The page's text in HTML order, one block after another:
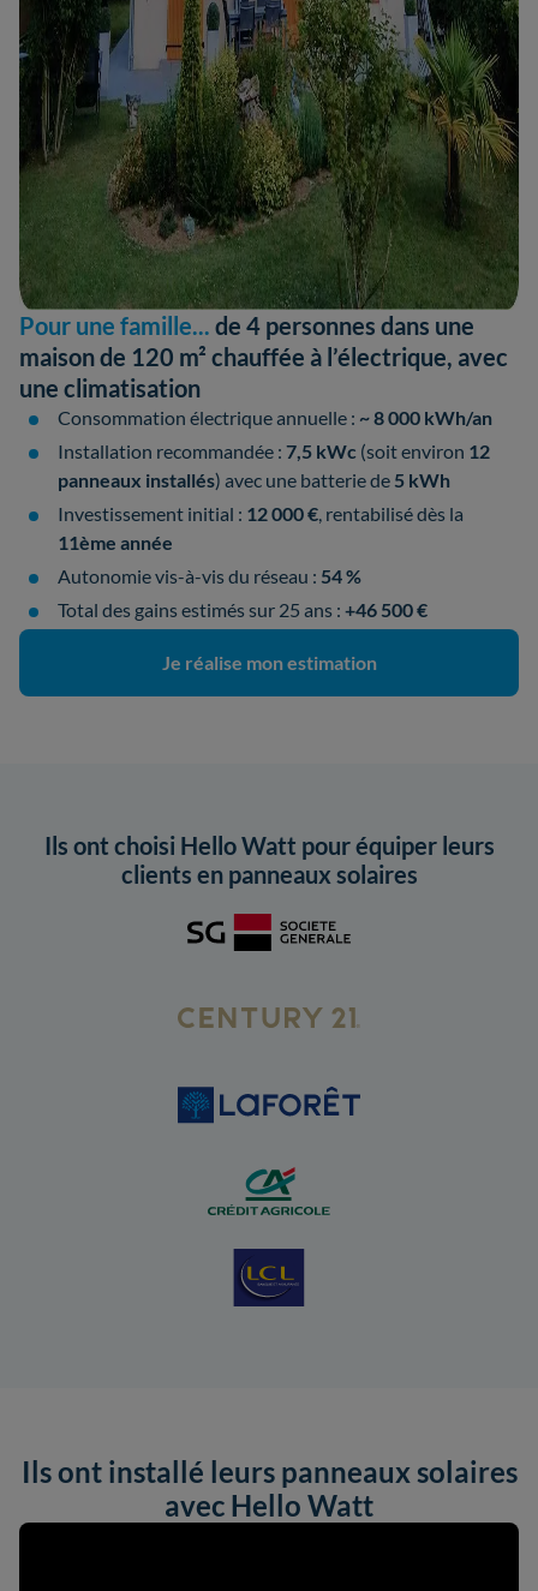
Pour une famille... de 4 personnes dans une
maison de 120 m² chauffée à l’électrique, avec
une climatisation
Consommation électrique annuelle : ~ 8 000 kWh/an
Installation recommandée : 7,5 kWc (soit environ 12
panneaux installés) avec une batterie de 5 kWh
Investissement initial : 12 000 €, rentabilisé dès la
11ème année
Autonomie vis-à-vis du réseau : 54 %
Total des gains estimés sur 25 ans : +46 500 €
Je réalise mon estimation
Ils ont choisi Hello Watt pour équiper leurs
clients en panneaux solaires
Ils ont installé leurs panneaux solaires
avec Hello Watt